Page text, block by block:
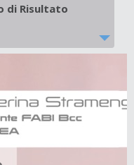
di Risultato